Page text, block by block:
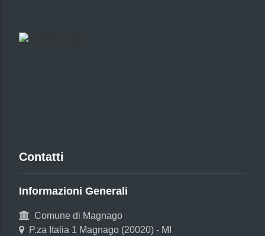
Contatti
Informazioni Generali
Comune di Magnago
P.za Italia 1 Magnago (20020) - MI